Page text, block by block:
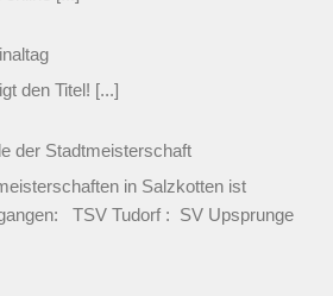
den Titel! [...]
der Stadtmeisterschaft
in Salzkotten ist
TSV Tudorf : SV Upsprunge